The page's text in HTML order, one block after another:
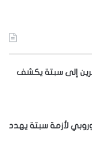
إلى سبتة يكشف
لأزمة سبتة يهدد